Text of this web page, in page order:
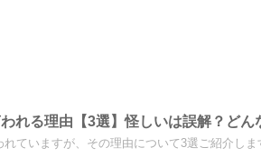
れる理由【3選】怪しいは誤解？どん
ていますが、その理由について3選ご紹介し